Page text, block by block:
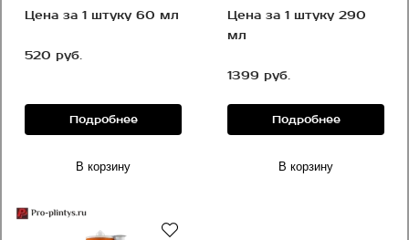
Цена за 1 штуку 60 мл
520 руб.
Подробнее
В корзину
Цена за 1 штуку 290
мл
1399 руб.
Подробнее
В корзину